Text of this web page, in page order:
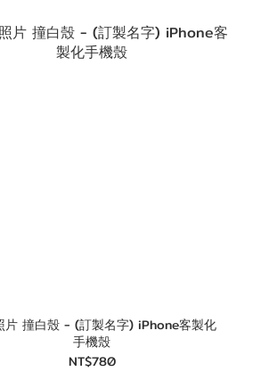
撞白殼 - (訂製名字) iPhone客製化
手機殼
NT$780